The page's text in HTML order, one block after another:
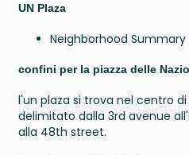
UN Plaza
Neighborhood Summary
confini per la piazza delle
l'un plaza si trova nel centro
delimitato dalla 3rd avenue
alla 48th street.